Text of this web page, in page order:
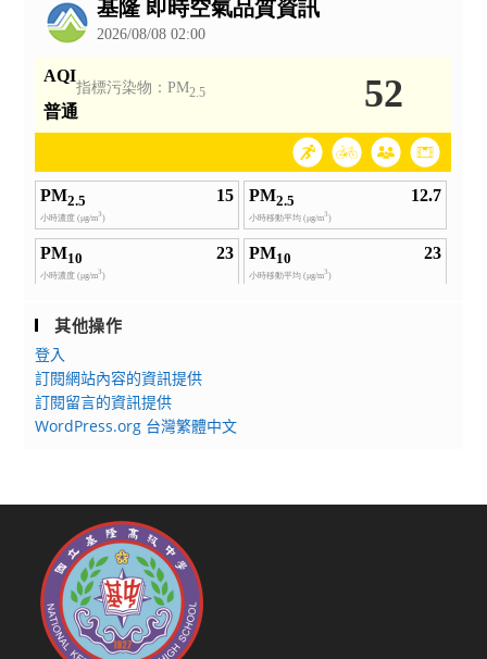
其他操作
登入
訂閱網站內容的資訊提供
訂閱留言的資訊提供
WordPress.org 台灣繁體中文